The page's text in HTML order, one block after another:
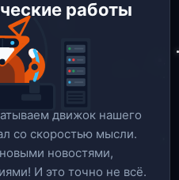
работы
движок нашего
со скоростью мысли.
новостями,
И это точно не всё.